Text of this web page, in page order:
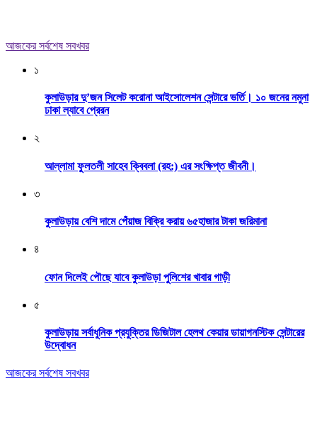
আজকের সর্বশেষ সবখবর
১
কুলাউড়ার দু’জন সিলেট করোনা আইসোলেশন সেন্টারে ভর্তি। ১০ জনের নমুনা
ঢাকা ল্যাবে প্রেরন
২
আল্লামা ফুলতলী সাহেব ক্বিবলা (রহ:) এর সংক্ষিপ্ত জীবনী।
৩
কুলাউড়ায় বেশি দামে পেঁয়াজ বিক্রি করায় ৬৫হাজার টাকা জরিমানা
৪
ফোন দিলেই পৌছে যাবে কুলাউড়া পুলিশের খাবার গাড়ী
৫
কুলাউড়ায় সর্বাধুনিক প্রযুক্তির ডিজিটাল হেলথ কেয়ার ডায়াগনস্টিক সেন্টারের
উদ্বোধন
আজকের সর্বশেষ সবখবর